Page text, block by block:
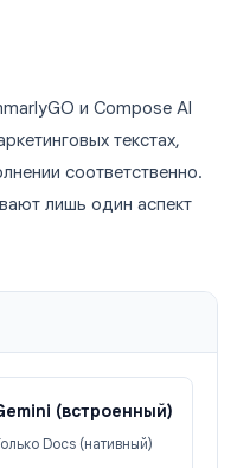
и Compose AI
текстах,
соответственно.
лишь один аспект
(встроенный)
Docs (нативный)